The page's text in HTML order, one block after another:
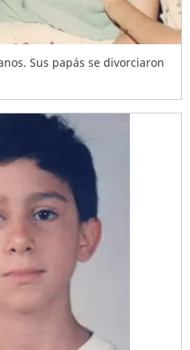
Sus papás se divorciaron